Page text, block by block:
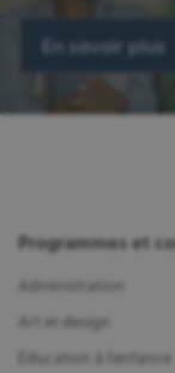
En savoir plus
Programmes et
Administration
Art et design
Éducation à l'enfance